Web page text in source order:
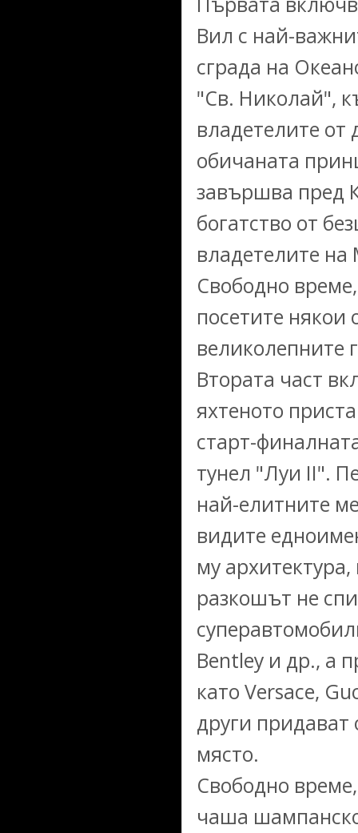
Вил с най-
сграда на
"Св. Николай",
владетелите
обичаната
завършва пред
богатство от
владетелите на
Свободно
посетите някои
великолепните
Втората част
яхтеното
старт-
тунел "Луи II".
най-елитните
видите
му
разкошът не
Bentley и др., а
като Versace,
други
място.
Свободно
чаша